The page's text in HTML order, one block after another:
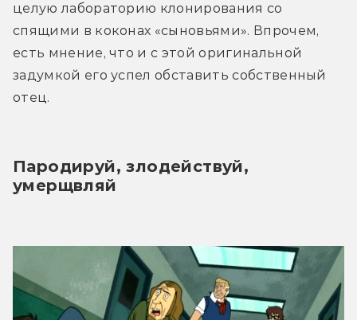
целую лабораторию клонирования со
спящими в коконах «сыновьями». Впрочем,
есть мнение, что и с этой оригинальной
задумкой его успел обставить собственный
отец.
Пародируй, злодействуй,
умерщвляй